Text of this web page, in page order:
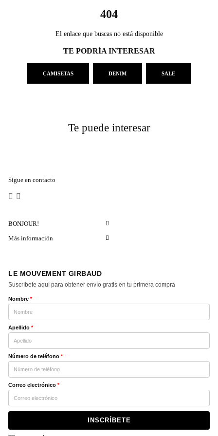
404
El enlace que buscas no está disponible
TE PODRÍA INTERESAR
CAMISETAS DENIM SALE
Te puede interesar
Sigue en contacto
BONJOUR!
Más información
LE MOUVEMENT GIRBAUD
Suscríbete aquí para obtener envío gratis en tu primera compra
Nombre *
Apellido *
Número de teléfono *
Correo electrónico *
INSCRÍBETE